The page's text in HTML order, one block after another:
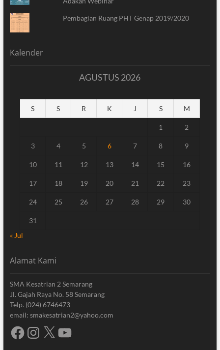
Pembagian Ruang PHT Genap 2019/2020
Kalender
AGUSTUS 2026
S S R K J S M
1 2
3 4 5 6 7 8 9
10 11 12 13 14 15 16
17 18 19 20 21 22 23
24 25 26 27 28 29 30
31
« Jul
Alamat Kami
SMA Kesatrian 2 Semarang
Jl. Gajah Raya No. 58 Semarang
Telp. (024) 6746473
email: smakesatrian2@yahoo.com
FacebookInstagram
X YouTube